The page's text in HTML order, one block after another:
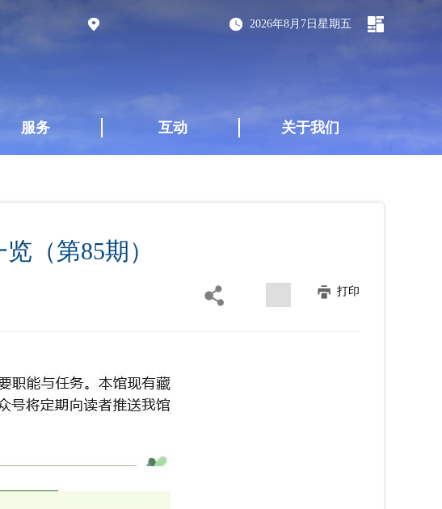
2026年8月7日星期五
服务 互动 关于我们
（第85期）
打印